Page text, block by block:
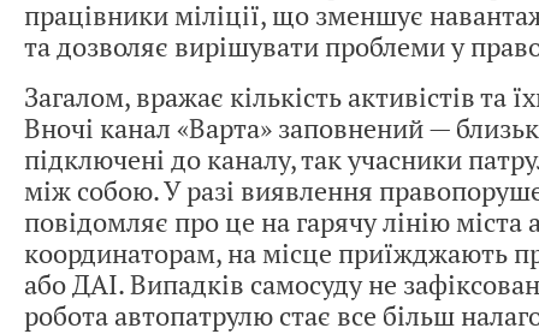
працівники міліції, що зменшує
та дозволяє вирішувати проблеми у
Загалом, вражає кількість активістів та
Вночі канал «Варта» заповнений —
підключені до каналу, так учасники
між собою. У разі виявлення
повідомляє про це на гарячу лінію міста
координаторам, на місце приїжджають
або ДАІ. Випадків самосуду не
робота автопатрулю стає все більш